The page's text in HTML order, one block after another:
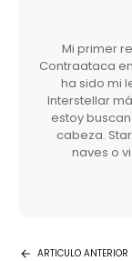
Mi primer
Contraataca
ha sido mi
Interstellar
estoy
cabeza.
naves o
ARTICULO ANTERIOR